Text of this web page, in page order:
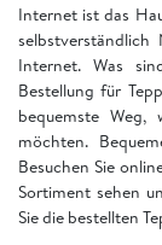
Internet ist das
Internet. Was
Bestellung für
bequemste Weg,
möchten.
Besuchen Sie
Sortiment sehen
Sie die bestellten